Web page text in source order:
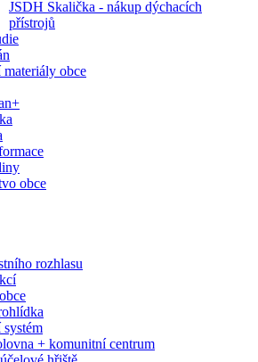
JSDH Skalička - nákup dýchacích
přístrojů
materiály obce
obce
rozhlasu
systém
+ komunitní centrum